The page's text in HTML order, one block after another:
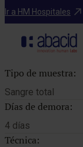
Ir a HM Hospitales
Catálogo de pruebas
Tipo de muestra:
Sangre total
Días de demora:
4 días
Técnica: